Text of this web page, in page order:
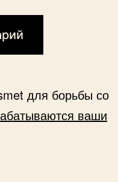
для борьбы со
ваши